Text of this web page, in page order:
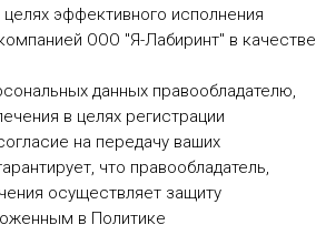
эффективного исполнения
ООО "Я-Лабиринт" в качестве
данных правообладателю,
в целях регистрации
на передачу ваших
что правообладатель,
осуществляет защиту
в Политике